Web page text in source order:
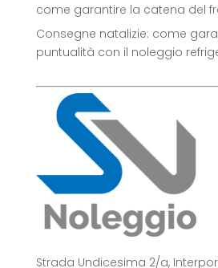
come garantire la catena del
Consegne natalizie: come
puntualità con il noleggio
Strada Undicesima 2/a,